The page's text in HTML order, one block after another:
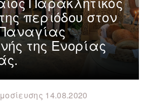
περιόδου στον
της Ενορίας
14.08.2020